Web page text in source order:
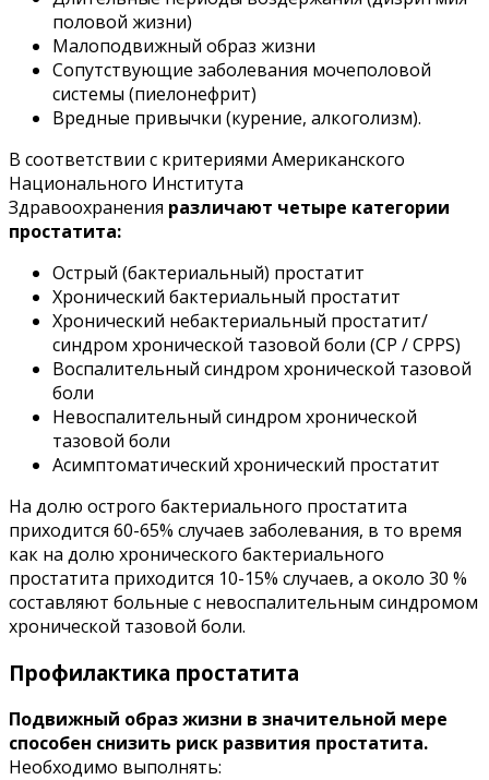
половой жизни)
Малоподвижный образ жизни
Сопутствующие заболевания мочеполовой
системы (пиелонефрит)
Вредные привычки (курение, алкоголизм).
В соответствии с критериями Американского
Национального Института
Здравоохранения различают четыре категории
простатита:
Острый (бактериальный) простатит
Хронический бактериальный простатит
Хронический небактериальный простатит/
синдром хронической тазовой боли (CP / CPPS)
Воспалительный синдром хронической тазовой
боли
Невоспалительный синдром хронической
тазовой боли
Асимптоматический хронический простатит
На долю острого бактериального простатита
приходится 60-65% случаев заболевания, в то время
как на долю хронического бактериального
простатита приходится 10-15% случаев, а около 30 %
составляют больные с невоспалительным синдромом
хронической тазовой боли.
Профилактика простатита
Подвижный образ жизни в значительной мере
способен снизить риск развития простатита.
Необходимо выполнять: